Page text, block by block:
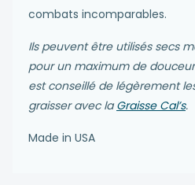
combats incomparables.
Ils peuvent être utilisés secs
pour un maximum de
est conseillé de légèrement
graisser avec laGraisse Cal’s.
Made in USA